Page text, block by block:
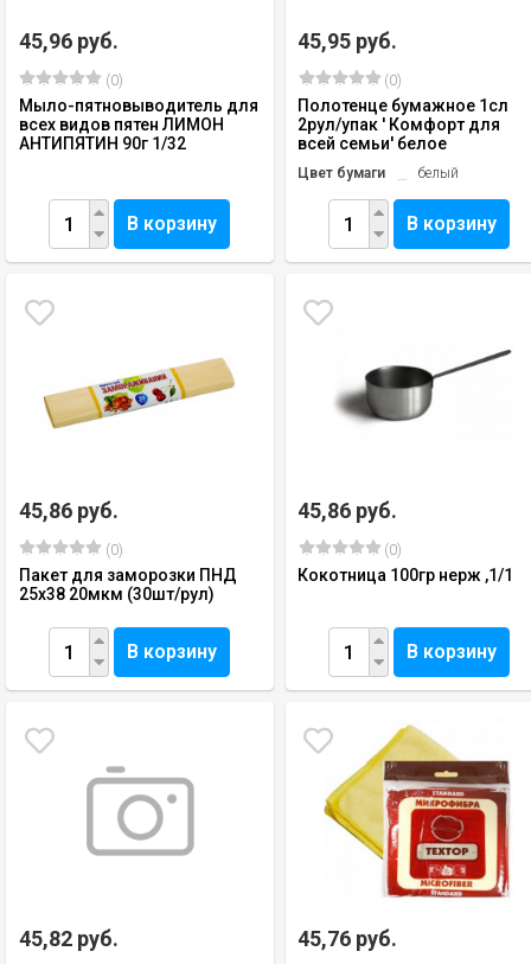
45,96 руб.
(0)
Мыло-пятновыводитель для
всех видов пятен ЛИМОН
АНТИПЯТИН 90г 1/32
В корзину
45,95 руб.
(0)
Полотенце бумажное 1сл
2рул/упак ' Комфорт для
всей семьи' белое
Цвет бумаги белый
В корзину
45,86 руб.
(0)
Пакет для заморозки ПНД
25х38 20мкм (30шт/рул)
В корзину
45,86 руб.
(0)
Кокотница 100гр нерж ,1/1
В корзину
45,82 руб. 45,76 руб.